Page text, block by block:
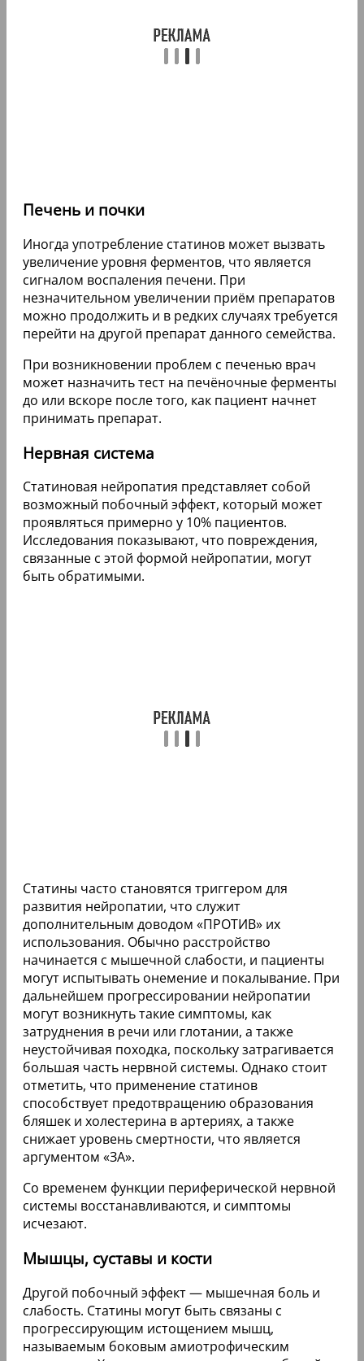
Печень и почки
Иногда употребление статинов может вызвать
увеличение уровня ферментов, что является
сигналом воспаления печени. При
незначительном увеличении приём препаратов
можно продолжить и в редких случаях требуется
перейти на другой препарат данного семейства.
При возникновении проблем с печенью врач
может назначить тест на печёночные ферменты
до или вскоре после того, как пациент начнет
принимать препарат.
Нервная система
Статиновая нейропатия представляет собой
возможный побочный эффект, который может
проявляться примерно у 10% пациентов.
Исследования показывают, что повреждения,
связанные с этой формой нейропатии, могут
быть обратимыми.
Статины часто становятся триггером для
развития нейропатии, что служит
дополнительным доводом «ПРОТИВ» их
использования. Обычно расстройство
начинается с мышечной слабости, и пациенты
могут испытывать онемение и покалывание. При
дальнейшем прогрессировании нейропатии
могут возникнуть такие симптомы, как
затруднения в речи или глотании, а также
неустойчивая походка, поскольку затрагивается
большая часть нервной системы. Однако стоит
отметить, что применение статинов
способствует предотвращению образования
бляшек и холестерина в артериях, а также
снижает уровень смертности, что является
аргументом «ЗА».
Со временем функции периферической нервной
системы восстанавливаются, и симптомы
исчезают.
Мышцы, суставы и кости
Другой побочный эффект — мышечная боль и
слабость. Статины могут быть связаны с
прогрессирующим истощением мышц,
называемым боковым амиотрофическим